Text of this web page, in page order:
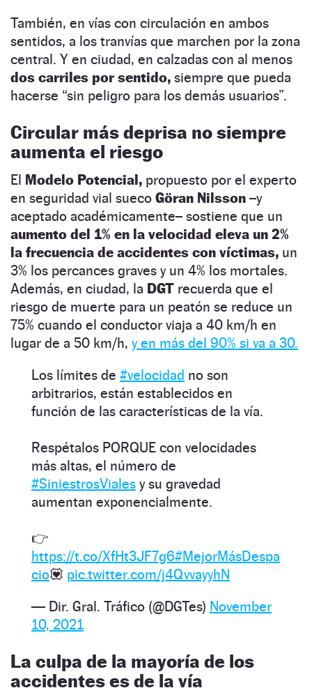
También, en vías con circulación en ambos
sentidos, a los tranvías que marchen por la zona
central. Y en ciudad, en calzadas con al menos
dos carriles por sentido, siempre que pueda
hacerse “sin peligro para los demás usuarios”.
Circular más deprisa no siempre
aumenta el riesgo
El Modelo Potencial, propuesto por el experto
en seguridad vial sueco Göran Nilsson –y
aceptado académicamente– sostiene que un
aumento del 1% en la velocidad eleva un 2%
la frecuencia de accidentes con víctimas, un
3% los percances graves y un 4% los mortales.
Además, en ciudad, la DGT recuerda que el
riesgo de muerte para un peatón se reduce un
75% cuando el conductor viaja a 40 km/h en
lugar de a 50 km/h, y en más del 90% si va a 30.
Los límites de #velocidad no son
arbitrarios, están establecidos en
función de las características de la vía.
Respétalos PORQUE con velocidades
más altas, el número de
#SiniestrosViales y su gravedad
aumentan exponencialmente.
👉
https://t.co/XfHt3JF7g6#MejorMásDespa
cio💟 pic.twitter.com/j4QvvayyhN
— Dir. Gral. Tráfico (@DGTes) November
10, 2021
La culpa de la mayoría de los
accidentes es de la vía